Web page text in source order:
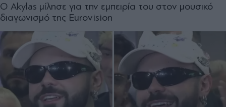
O Akylas μίλησε για την εμπειρία του στον μουσικό
διαγωνισμό της Eurovision